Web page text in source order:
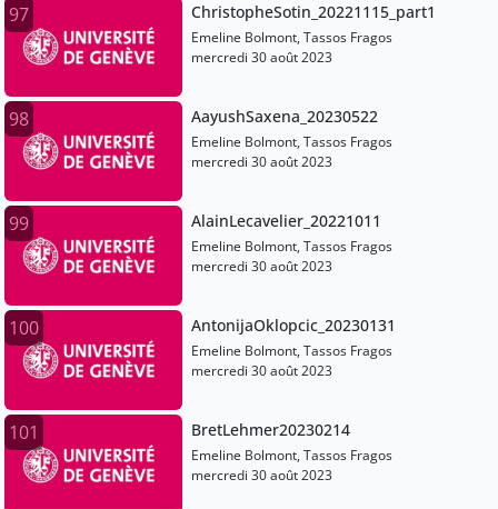
97 ChristopheSotin_20221115_part1
Emeline Bolmont, Tassos Fragos
mercredi 30 août 2023
98 AayushSaxena_20230522
Emeline Bolmont, Tassos Fragos
mercredi 30 août 2023
99 AlainLecavelier_20221011
Emeline Bolmont, Tassos Fragos
mercredi 30 août 2023
100 AntonijaOklopcic_20230131
Emeline Bolmont, Tassos Fragos
mercredi 30 août 2023
101 BretLehmer20230214
Emeline Bolmont, Tassos Fragos
mercredi 30 août 2023